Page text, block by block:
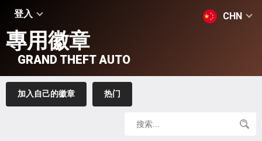
登入 CHN
專用徽章
GRAND THEFT AUTO
加入自己的徽章 热门